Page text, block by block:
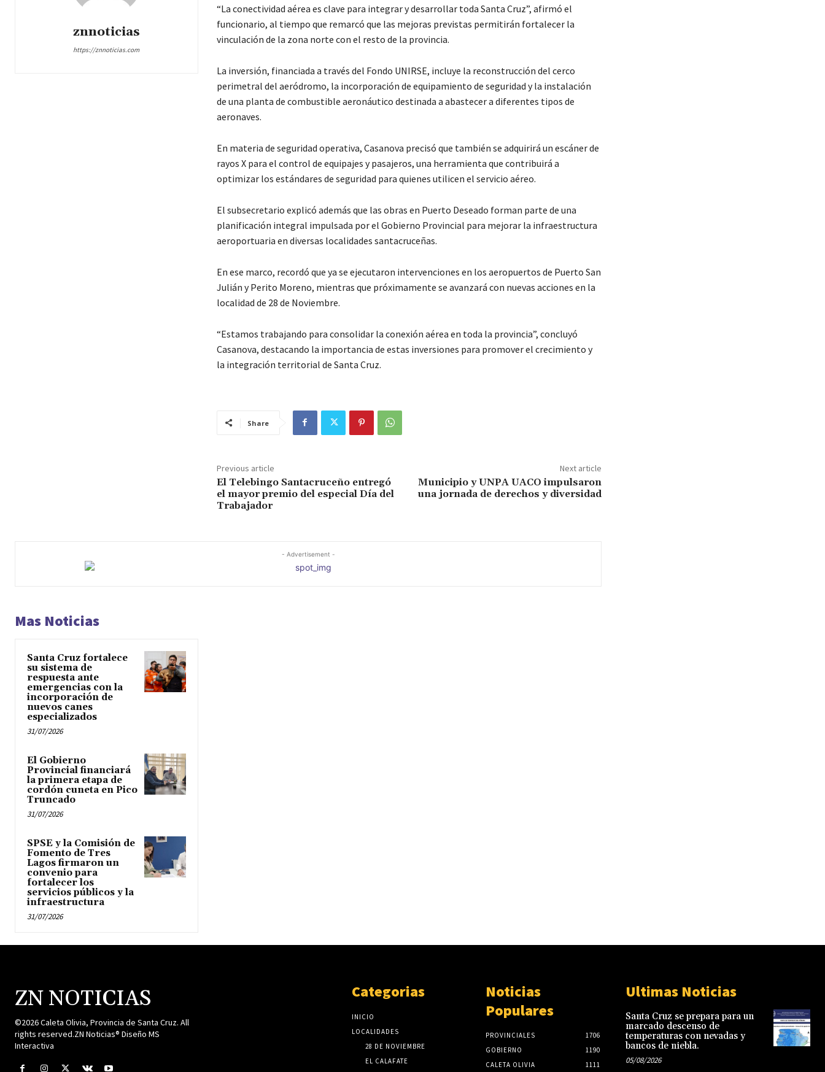
znnoticias
https://znnoticias.com
“La conectividad aérea es clave para integrar y desarrollar toda Santa Cruz”, afirmó el
funcionario, al tiempo que remarcó que las mejoras previstas permitirán fortalecer la
vinculación de la zona norte con el resto de la provincia.
La inversión, financiada a través del Fondo UNIRSE, incluye la reconstrucción del cerco
perimetral del aeródromo, la incorporación de equipamiento de seguridad y la instalación
de una planta de combustible aeronáutico destinada a abastecer a diferentes tipos de
aeronaves.
En materia de seguridad operativa, Casanova precisó que también se adquirirá un escáner de
rayos X para el control de equipajes y pasajeros, una herramienta que contribuirá a
optimizar los estándares de seguridad para quienes utilicen el servicio aéreo.
El subsecretario explicó además que las obras en Puerto Deseado forman parte de una
planificación integral impulsada por el Gobierno Provincial para mejorar la infraestructura
aeroportuaria en diversas localidades santacruceñas.
En ese marco, recordó que ya se ejecutaron intervenciones en los aeropuertos de Puerto San
Julián y Perito Moreno, mientras que próximamente se avanzará con nuevas acciones en la
localidad de 28 de Noviembre.
“Estamos trabajando para consolidar la conexión aérea en toda la provincia”, concluyó
Casanova, destacando la importancia de estas inversiones para promover el crecimiento y
la integración territorial de Santa Cruz.
Share
Previous article
El Telebingo Santacruceño entregó
el mayor premio del especial Día del
Trabajador
Next article
Municipio y UNPA UACO impulsaron
una jornada de derechos y diversidad
- Advertisement -
Mas Noticias
Santa Cruz fortalece
su sistema de
respuesta ante
emergencias con la
incorporación de
nuevos canes
especializados
31/07/2026
El Gobierno
Provincial financiará
la primera etapa de
cordón cuneta en Pico
Truncado
31/07/2026
SPSE y la Comisión de
Fomento de Tres
Lagos firmaron un
convenio para
fortalecer los
servicios públicos y la
infraestructura
31/07/2026
ZN NOTICIAS
©2026 Caleta Olivia, Provincia de Santa Cruz. All
rights reserved.ZN Noticias® Diseño MS
Interactiva
Categorias
INICIO
LOCALIDADES
28 DE NOVIEMBRE
EL CALAFATE
Noticias
Populares
PROVINCIALES
1706
GOBIERNO
1190
CALETA OLIVIA
1111
Ultimas Noticias
Santa Cruz se prepara para un
marcado descenso de
temperaturas con nevadas y
bancos de niebla.
05/08/2026